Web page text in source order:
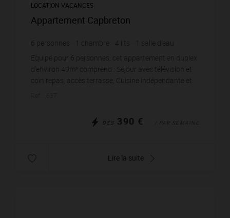
LOCATION VACANCES
Appartement Capbreton
6 personnes chambre 4 lits
salle d'eau
Equipé pour 6 personnes, cet appartement en duplex
d'environ 49m² comprend : Séjour avec télévision et
coin repas, accès terrasse, Cuisine indépendante et
DÈS 390 €
Lire la suite